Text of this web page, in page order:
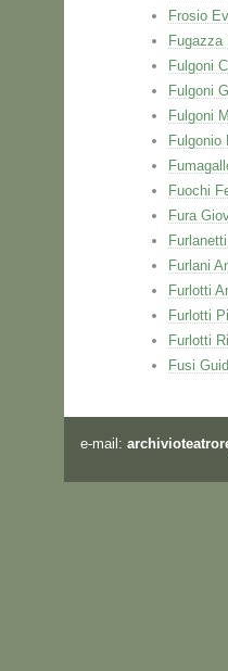
Frosio
Fugazza
Fulgoni
Fulgoni
Fulgoni
Fulgonio
Fuochi
Fura
Furlani
Furlotti
Furlotti
Furlotti
Fusi
e-mail: